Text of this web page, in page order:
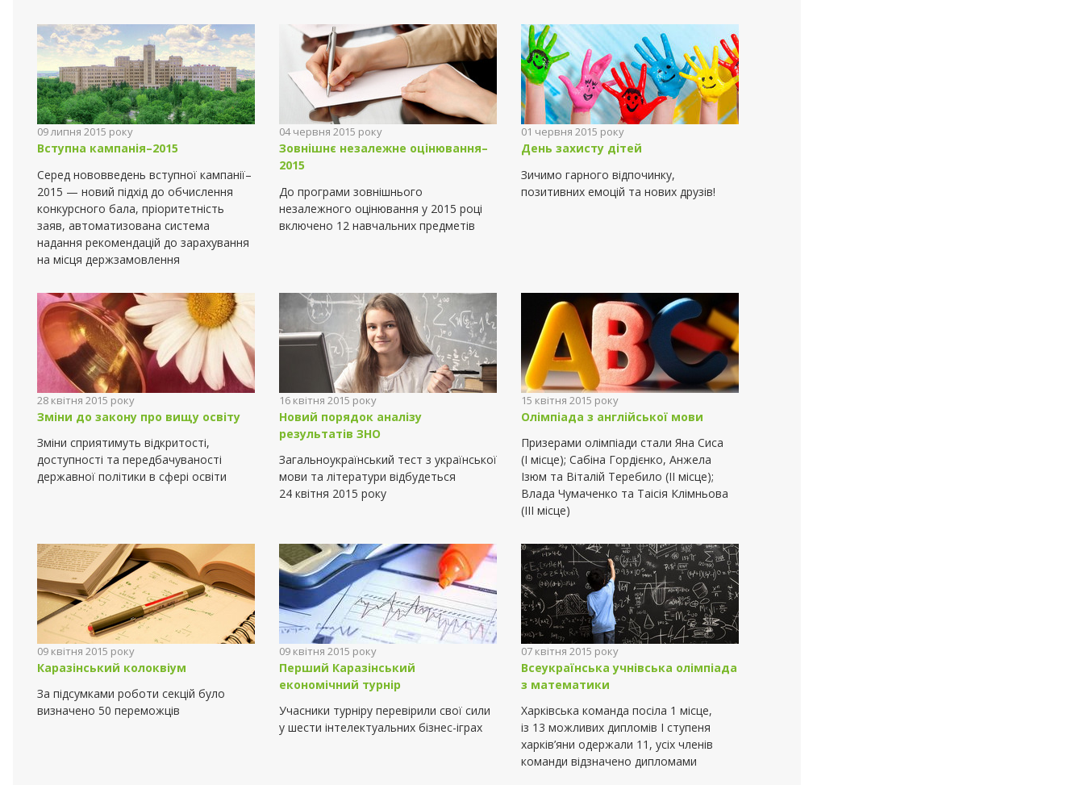
09 липня 2015 року
Вступна кампанія–2015
Серед нововведень вступної кампанії–
2015 — новий підхід до обчислення
конкурсного бала, пріоритетність
заяв, автоматизована система
надання рекомендацій до зарахування
на місця держзамовлення
04 червня 2015 року
Зовнішнє незалежне оцінювання–
2015
До програми зовнішнього
незалежного оцінювання у 2015 році
включено 12 навчальних предметів
01 червня 2015 року
День захисту дітей
Зичимо гарного відпочинку,
позитивних емоцій та нових друзів!
28 квітня 2015 року
Зміни до закону про вищу освіту
Зміни сприятимуть відкритості,
доступності та передбачуваності
державної політики в сфері освіти
16 квітня 2015 року
Новий порядок аналізу
результатів ЗНО
Загальноукраїнський тест з української
мови та літератури відбудеться
24 квітня 2015 року
15 квітня 2015 року
Олімпіада з англійської мови
Призерами олімпіади стали Яна Сиса
(І місце); Сабіна Гордієнко, Анжела
Ізюм та Віталій Теребило (ІІ місце);
Влада Чумаченко та Таісія Клімньова
(ІІІ місце)
09 квітня 2015 року
Каразінський колоквіум
За підсумками роботи секцій було
визначено 50 переможців
09 квітня 2015 року
Перший Каразінський
економічний турнір
Учасники турніру перевірили свої сили
у шести інтелектуальних бізнес-іграх
07 квітня 2015 року
Всеукраїнська учнівська олімпіада
з математики
Харківська команда посіла 1 місце,
із 13 можливих дипломів І ступеня
харків’яни одержали 11, усіх членів
команди відзначено дипломами